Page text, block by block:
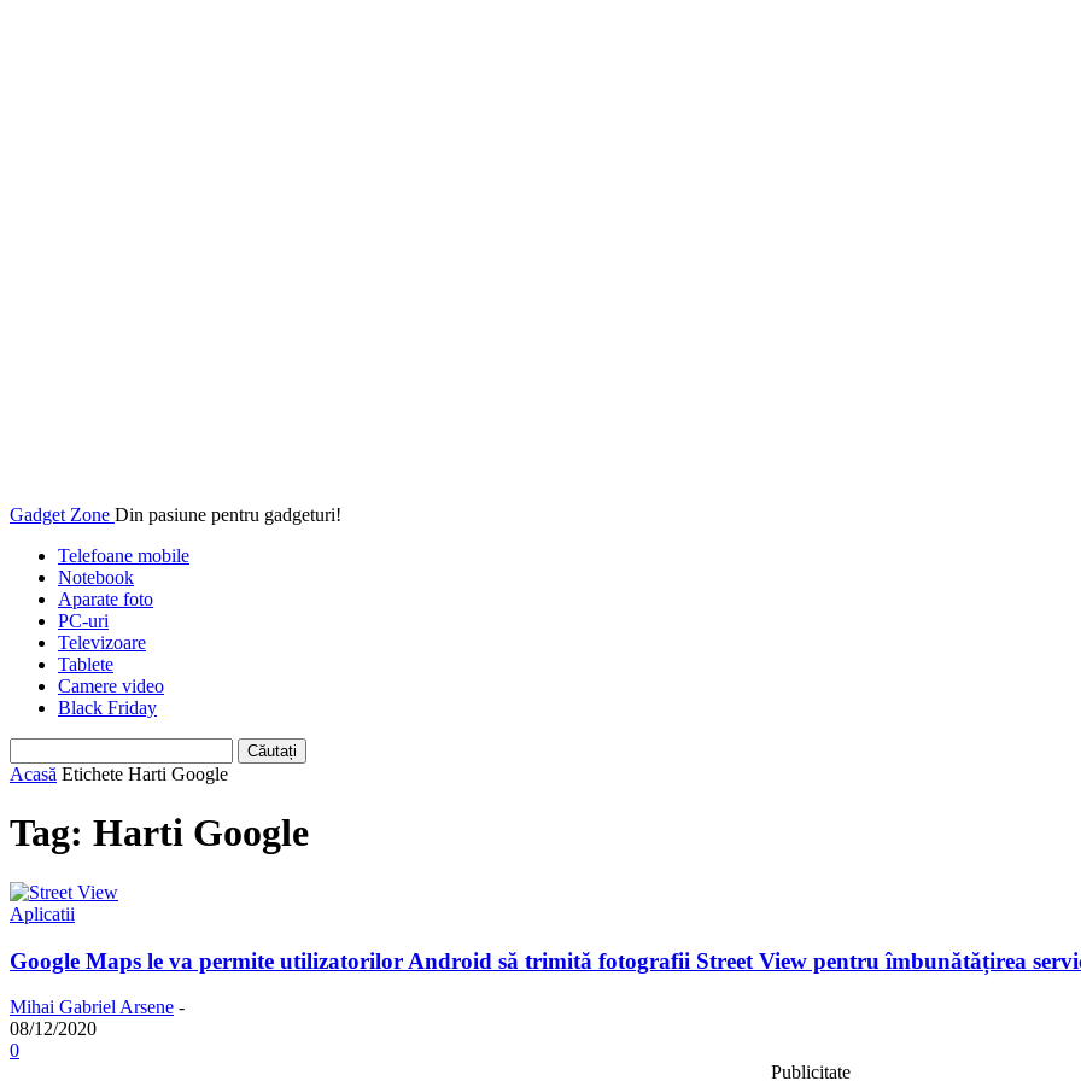
Gadget Zone Din pasiune pentru gadgeturi!
Telefoane mobile
Notebook
Aparate foto
PC-uri
Televizoare
Tablete
Camere video
Black Friday
Acasă Etichete Harti Google
Tag: Harti Google
Aplicatii
Google Maps le va permite utilizatorilor Android să trimită fotografii Street View pentru îmbunătățirea
Mihai Gabriel Arsene -
08/12/2020
0
Publicitate